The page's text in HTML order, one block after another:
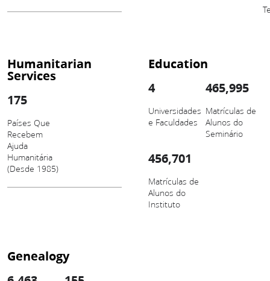
Humanitarian
Services
175
Países Que
Recebem
Ajuda
Humanitária
(Desde 1985)
Education
4
Universidades
e Faculdades
465,995
Matrículas de
Alunos do
Seminário
456,701
Matrículas de
Alunos do
Instituto
Genealogy